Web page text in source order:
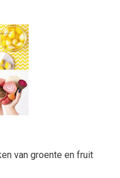
van groente en fruit